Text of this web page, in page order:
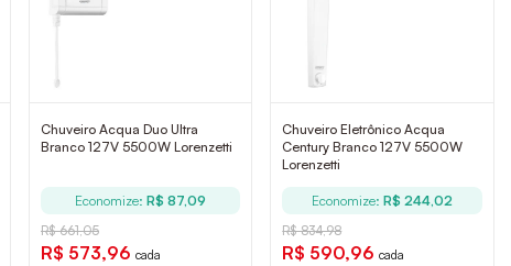
Chuveiro Acqua Duo Ultra
Branco 127V 5500W Lorenzetti
Economize:R$ 87,09
R$ 661,05
R$ 573,96 cada
Chuveiro Eletrônico Acqua
Century Branco 127V 5500W
Lorenzetti
Economize: R$ 244,02
R$ 834,98
R$ 590,96 cada